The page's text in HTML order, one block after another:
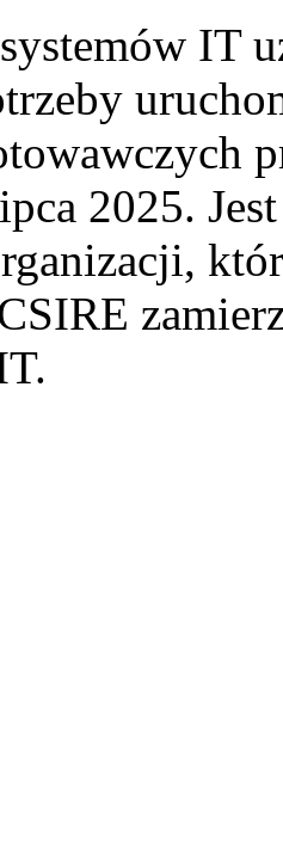
IT
2025.